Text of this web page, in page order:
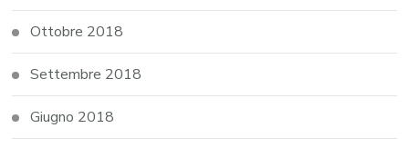
Ottobre 2018
Settembre 2018
Giugno 2018